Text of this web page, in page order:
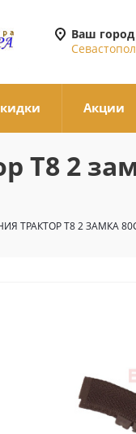
Ваш город
Акции
Т8 2
ТРАКТОР Т8 2 ЗАМКА